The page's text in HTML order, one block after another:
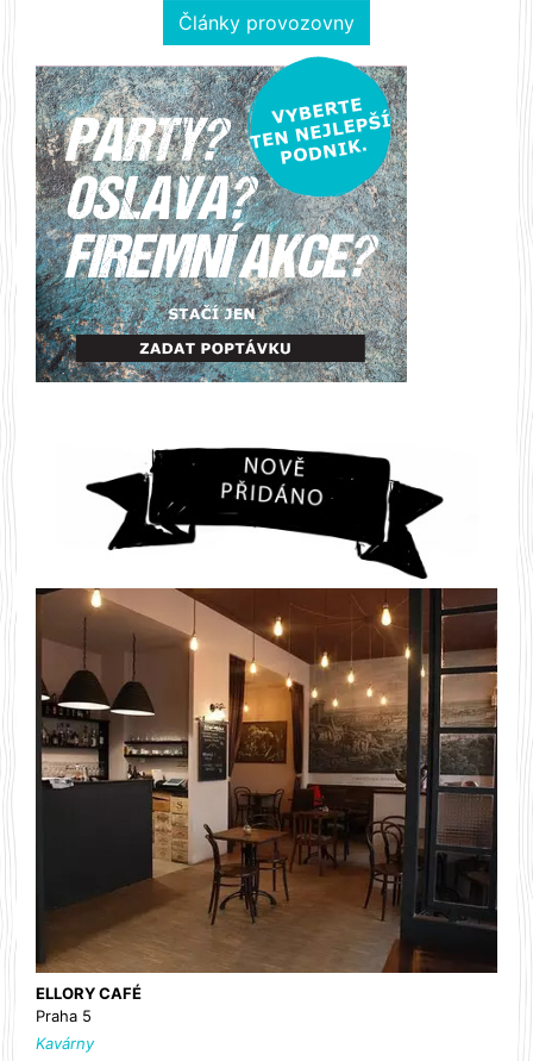
ELLORY CAFÉ
Praha 5
Kavárny
Články provozovny